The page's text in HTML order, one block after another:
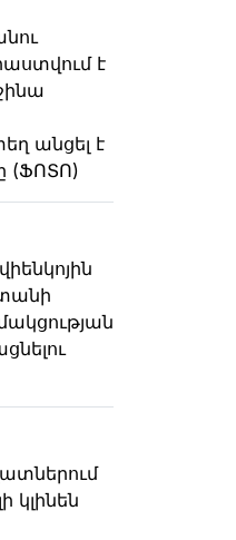
է
անցել է
(ՖՈՏՈ)
կլինեն